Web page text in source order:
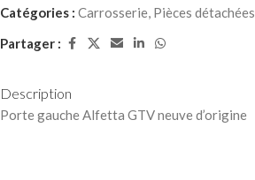
Catégories : Carrosserie, Pièces détachées
Partager :
Description
Porte gauche Alfetta GTV neuve d’origine